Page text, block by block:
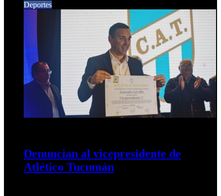
Deportes
Denuncian al vicepresidente de
Atlético Tucumán